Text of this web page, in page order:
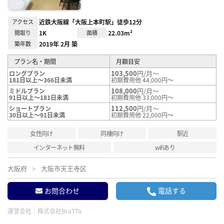
アクセス 近鉄大阪線「大阪上本町駅」徒歩12分
間取り 1K 面積 22.03m²
築年数 2019年 2月 築
プラン名・期間
月額目安
ロングプラン
181日以上～366日未満
103,500円/月～
初期費用他 44,000円～
ミドルプラン
91日以上～181日未満
108,000円/月～
初期費用他 33,000円～
ショートプラン
30日以上～91日未満
112,500円/月～
初期費用他 22,000円～
女性向け 同棲向け
駅近
インターネット無料
wifiあり
大阪府 大阪市天王寺区
お問合わせ 電話する
運営会社： 株式会社BraTTo